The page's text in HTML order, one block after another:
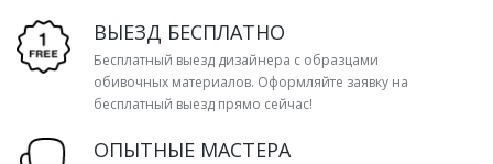
ВЫЕЗД БЕСПЛАТНО
Бесплатный выезд дизайнера с образцами
обивочных материалов. Оформляйте заявку на
бесплатный выезд прямо сейчас!
ОПЫТНЫЕ МАСТЕРА